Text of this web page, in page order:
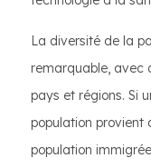
La diversité de la
remarquable, avec
pays et régions. Si
population provient
population